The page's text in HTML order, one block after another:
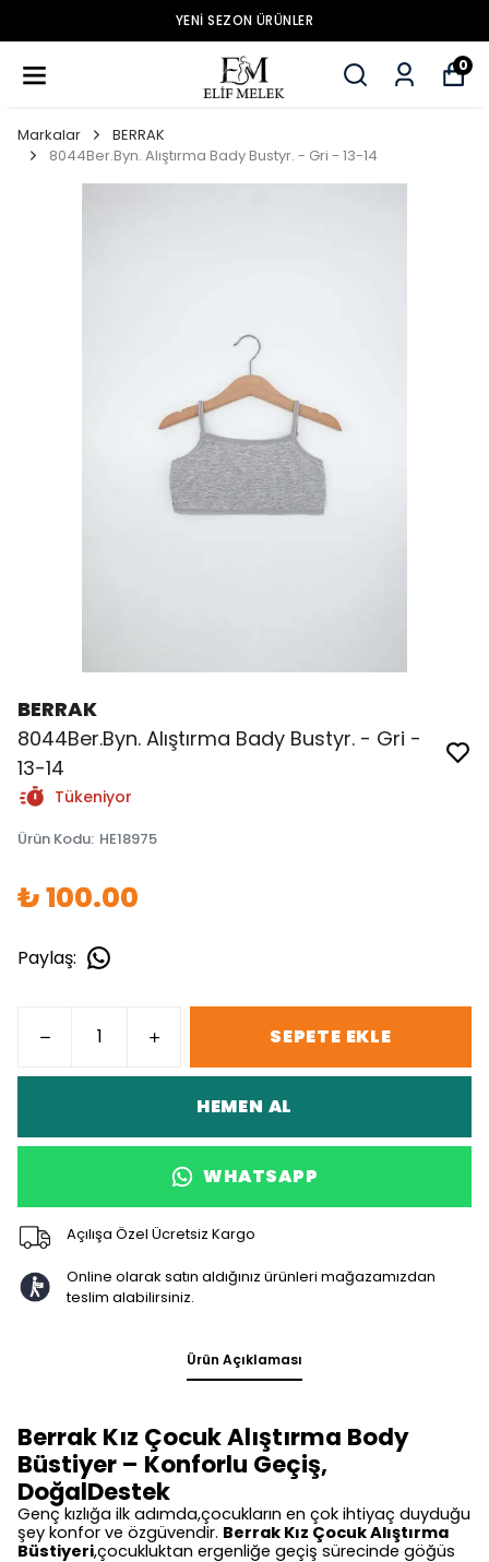
YENİ SEZON ÜRÜNLER
0
Markalar
BERRAK
8044Ber.Byn. Alıştırma Bady Bustyr. - Gri - 13-14
BERRAK
8044Ber.Byn. Alıştırma Bady Bustyr. - Gri -
13-14
Tükeniyor
Ürün Kodu: HE18975
₺ 100.00
Paylaş:
SEPETE EKLE
HEMEN AL
WHATSAPP
Açılışa Özel Ücretsiz Kargo
Online olarak satın aldığınız ürünleri mağazamızdan
teslim alabilirsiniz.
Ürün Açıklaması
Berrak Kız Çocuk Alıştırma Body
Büstiyer – Konforlu Geçiş,
DoğalDestek
Genç kızlığa ilk adımda,çocukların en çok ihtiyaç duyduğu
şey konfor ve özgüvendir. Berrak Kız Çocuk Alıştırma
Büstiyeri,çocukluktan ergenliğe geçiş sürecinde göğüs